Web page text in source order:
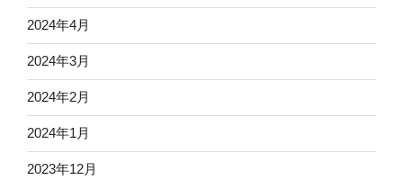
2024年4月
2024年3月
2024年2月
2024年1月
2023年12月